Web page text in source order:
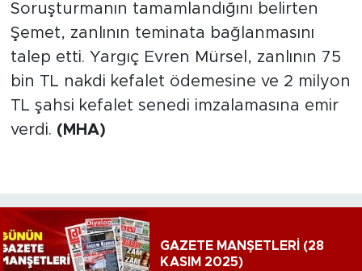
Soruşturmanın tamamlandığını belirten
Şemet, zanlının teminata bağlanmasını
talep etti. Yargıç Evren Mürsel, zanlının 75
bin TL nakdi kefalet ödemesine ve 2 milyon
TL şahsi kefalet senedi imzalamasına emir
verdi. (MHA)
GAZETE MANŞETLERİ (28
KASIM 2025)